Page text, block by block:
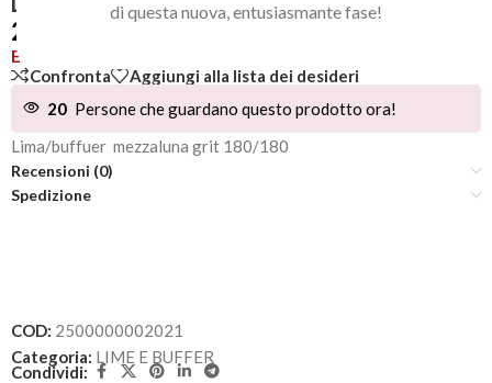
di questa nuova, entusiasmante fase!
2,00
Esaurito
Confronta
Aggiungi alla lista dei desideri
20 Persone che guardano questo prodotto ora!
Lima/buffuer mezzaluna grit 180/180
Recensioni (0)
Spedizione
COD: 2500000002021
Categoria: LIME E BUFFER
Condividi: